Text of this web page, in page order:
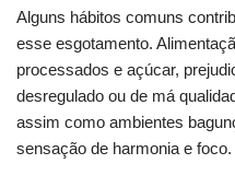
Alguns hábitos comuns
esse esgotamento.
processados e açúcar,
desregulado ou de má
assim como ambientes
sensação de harmonia e foco.